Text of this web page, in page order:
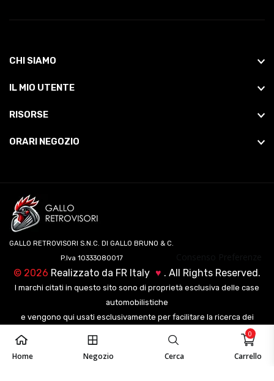
Home Negozio Cerca Carrello
0
CHI SIAMO
IL MIO UTENTE
RISORSE
ORARI NEGOZIO
GALLO RETROVISORI S.N.C. DI GALLO BRUNO & C.
P.Iva 10333080017
© 2026 Realizzato da FR Italy ♥ . All Rights Reserved.
I marchi citati in questo sito sono di proprietà esclusiva delle case
automobilistiche
e vengono qui usati esclusivamente per facilitare la ricerca dei